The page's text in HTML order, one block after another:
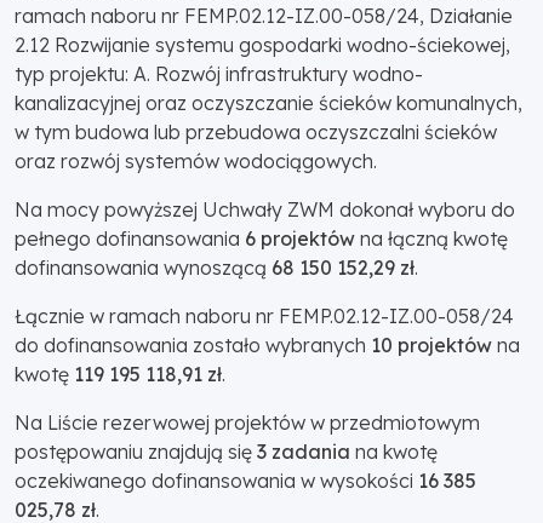
ramach naboru nr FEMP.02.12-IZ.00-058/24, Działanie
2.12 Rozwijanie systemu gospodarki wodno-ściekowej,
typ projektu: A. Rozwój infrastruktury wodno-
kanalizacyjnej oraz oczyszczanie ścieków komunalnych,
w tym budowa lub przebudowa oczyszczalni ścieków
oraz rozwój systemów wodociągowych.
Na mocy powyższej Uchwały ZWM dokonał wyboru do
pełnego dofinansowania 6 projektów na łączną kwotę
dofinansowania wynoszącą 68 150 152,29 zł.
Łącznie w ramach naboru nr FEMP.02.12-IZ.00-058/24
do dofinansowania zostało wybranych 10 projektów na
kwotę 119 195 118,91 zł.
Na Liście rezerwowej projektów w przedmiotowym
postępowaniu znajdują się 3 zadania na kwotę
oczekiwanego dofinansowania w wysokości 16 385
025,78 zł.